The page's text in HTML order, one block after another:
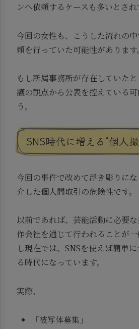
ンへ依頼するケースも多いとされ
今回の女性も、こうした流れの
頼を行っていた可能性があります。
もし所属事務所が存在していた
護の観点から公表を控えている
う。
SNS時代に増える“個人
今回の事件で改めて浮き彫りに
介した個人間取引の危険性です。
以前であれば、芸能活動に必要
作会社を通じて行われることが
し現在では、SNSを使えば簡単
る時代になっています。
実際、
「被写体募集」